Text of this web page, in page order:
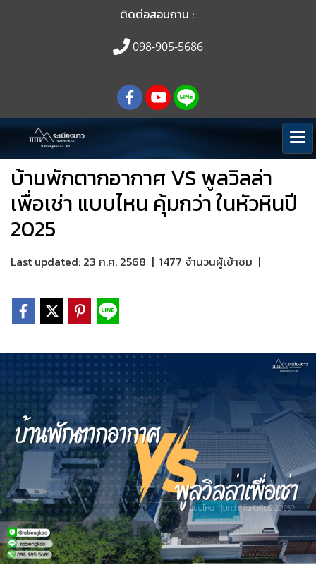
ติดต่อสอบถาม :
098-905-5686
บ้านพักตากอากาศ VS พูลวิลล่า
เพื่อเช่า แบบไหน คุ้มกว่า ในหัวหินปี
2025
Last updated: 23 ก.ค. 2568 | 1477 จำนวนผู้เข้าชม |